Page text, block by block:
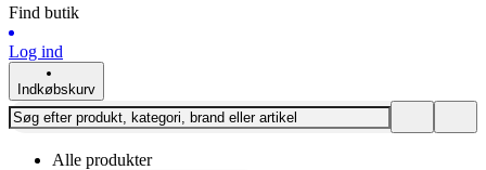
Find butik
Log ind
Indkøbskurv
Alle produkter